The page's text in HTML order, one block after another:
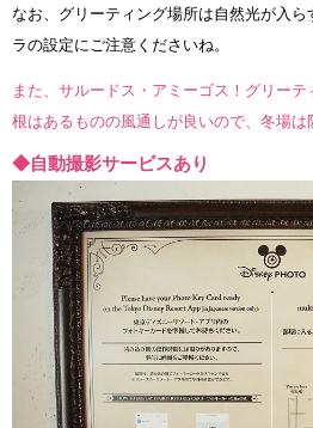
なお、グリーティング場所は自然光が入
ラの設定にご注意くださいね。
また、サルードス・アミーゴス！グリー
根はあるものの風通しが良いので、冬場は
◆自動撮影サービスあり